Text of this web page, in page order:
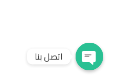
اتصل بنا
Open chaty